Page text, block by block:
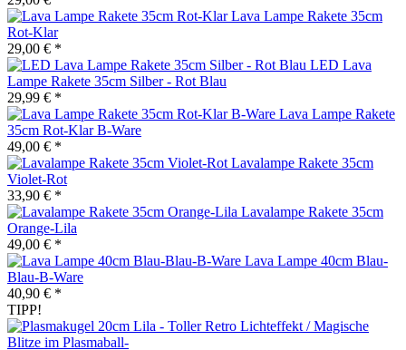
Lava Lampe Rakete 35cm
Rot-Klar
29,00 € *
LED Lava
Lampe Rakete 35cm Silber - Rot Blau
29,99 € *
Lava Lampe Rakete
35cm Rot-Klar B-Ware
49,00 € *
Lavalampe Rakete 35cm
Violet-Rot
33,90 € *
Lavalampe Rakete 35cm
Orange-Lila
49,00 € *
Lava Lampe 40cm Blau-
Blau-B-Ware
40,90 € *
TIPP!